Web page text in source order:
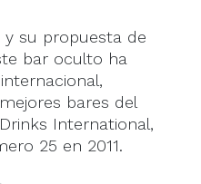
su propuesta de
bar oculto ha
bares del
International,
25 en 2011.